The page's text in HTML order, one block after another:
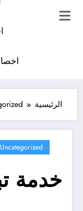
اخصائي
الرئيسية
Uncategorized
خدمة